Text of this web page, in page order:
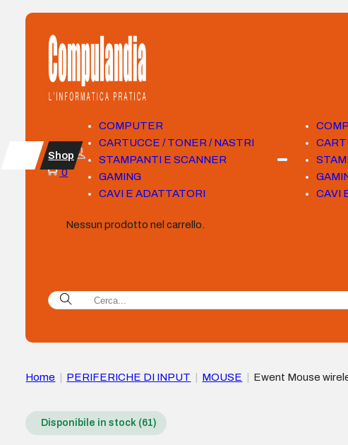
COMPUTER
CARTUCCE / TONER / NASTRI
STAMPANTI E SCANNER
GAMING
CAVI E ADATTATORI
CAVI
Shop
0
Nessun prodotto nel carrello.
Home PERIFERICHE DI INPUT MOUSE
Ewent Mouse
Disponibile in stock (61)